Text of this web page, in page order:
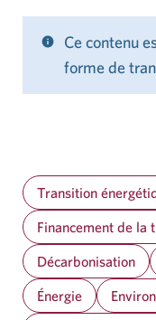
Ce contenu
forme de
Transition
Financement de la
Décarbonisation
Énergie